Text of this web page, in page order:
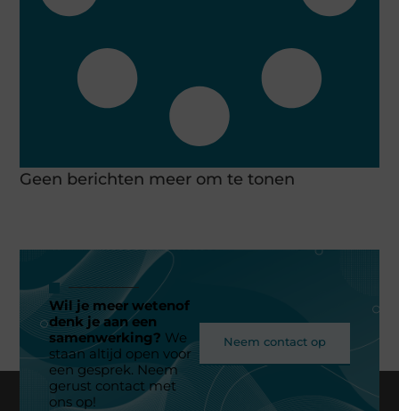
Geen berichten meer om te tonen
Wil je meer wetenof
denk je aan een
samenwerking? We
staan altijd open voor
een gesprek. Neem
gerust contact met
ons op!
Neem contact op